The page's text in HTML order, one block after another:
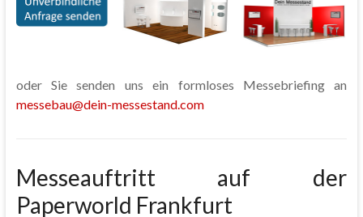
oder Sie senden uns ein formloses Messebriefing an
messebau@dein-messestand.com
Messeauftritt auf der
Paperworld Frankfurt